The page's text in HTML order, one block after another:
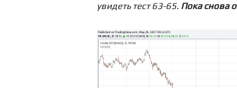
увидеть тест 63-65. Пока снова